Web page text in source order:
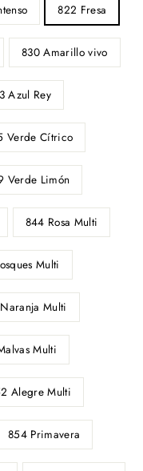
822 Fresa
830 Amarillo vivo
Azul Rey
Verde Cítrico
Verde Limón
844 Rosa Multi
Multi
Multi
Multi
Alegre Multi
854 Primavera